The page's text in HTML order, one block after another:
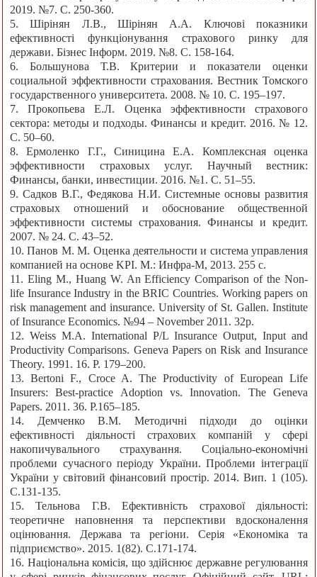
2019. №7. С. 250-360.
5. Шірінян Л.В., Шірінян А.А. Ключові показники
ефективності функціонування страхового ринку для
держави. Бізнес Інформ. 2019. №8. C. 158-164.
6. Большунова Т.В. Критерии и показатели оценки
социальной эффективности страхования. Вестник Томского
государственного университета. 2008. № 10. С. 195–197.
7. Прокопьева Е.Л. Оценка эффективности страхового
сектора: методы и подходы. Финансы и кредит. 2016. № 12.
С. 50–60.
8. Ермоленко Г.Г., Синицина Е.А. Комплексная оценка
эффективности страховых услуг. Научный вестник:
Финансы, банки, инвестиции. 2016. №1. С. 51–55.
9. Садков В.Г., Федякова Н.И. Системные основы развития
страховых отношений и обоснование общественной
эффективности системы страхования. Финансы и кредит.
2007. № 24. С. 43–52.
10. Панов М. М. Оценка деятельности и система управления
компанией на основе KPI. М.: Инфра-М, 2013. 255 с.
11. Eling M., Huang W. An Efficiency Comparison of the Non-
life Insurance Industry in the BRIC Countries. Working papers on
risk management and insurance. University of St. Gallen. Institute
of Insurance Economics. №94 – November 2011. 32p.
12. Weiss M.A. International P/L Insurance Output, Input and
Productivity Comparisons. Geneva Papers on Risk and Insurance
Theory. 1991. 16. Р. 179–200.
13. Bertoni F., Croce A. The Productivity of European Life
Insurers: Best-practice Adoption vs. Innovation. The Geneva
Papers. 2011. 36. P.165–185.
14. Демченко В.М. Методичні підходи до оцінки
ефективності діяльності страхових компаній у сфері
накопичувального страхування. Соціально-економічні
проблеми сучасного періоду України. Проблеми інтеграції
України у світовий фінансовий простір. 2014. Вип. 1 (105).
С.131-135.
15. Тельнова Г.В. Ефективність страхової діяльності:
теоретичне наповнення та перспективи вдосконалення
оцінювання. Держава та регіони. Серія «Економіка та
підприємство». 2015. 1(82). С.171-174.
16. Національна комісія, що здійснює державне регулювання